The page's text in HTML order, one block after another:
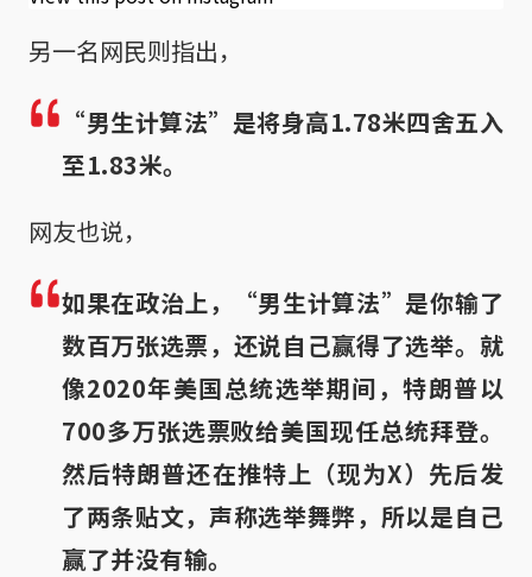
另一名网民则指出，
“男生计算法”是将身高1.78米四舍五入
至1.83米。
网友也说，
如果在政治上，“男生计算法”是你输了
数百万张选票，还说自己赢得了选举。就
像2020年美国总统选举期间，特朗普以
700多万张选票败给美国现任总统拜登。
然后特朗普还在推特上（现为X）先后发
了两条贴文，声称选举舞弊，所以是自己
赢了并没有输。